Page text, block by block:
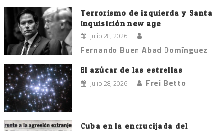
Terrorismo de izquierda y Santa
Inquisición new age
julio 28, 2026
Fernando Buen Abad Domínguez
El azúcar de las estrellas
julio 28, 2026 Frei Betto
Cuba en la encrucijada del